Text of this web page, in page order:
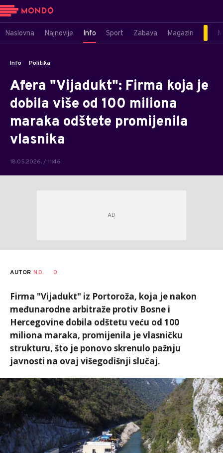
Naslovna Najnovije Info Sport Zabava Magazin
Info Politika
Afera "Vijadukt": Firma koja je
dobila više od 100 miliona
maraka odštete promijenila
vlasnika
18.05.2026. / 11:46
AUTOR N.D. 0
Firma "Vijadukt" iz Portoroža, koja je nakon
međunarodne arbitraže protiv Bosne i
Hercegovine dobila odštetu veću od 100
miliona maraka, promijenila je vlasničku
strukturu, što je ponovo skrenulo pažnju
javnosti na ovaj višegodišnji slučaj.